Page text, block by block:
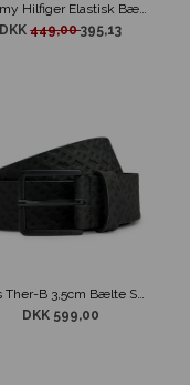
Tommy Hilfiger Elastisk Bælte New Adan Navy
DKK449,00395,13
Boss Ther-B 3,5cm Bælte Sort
DKK 599,00